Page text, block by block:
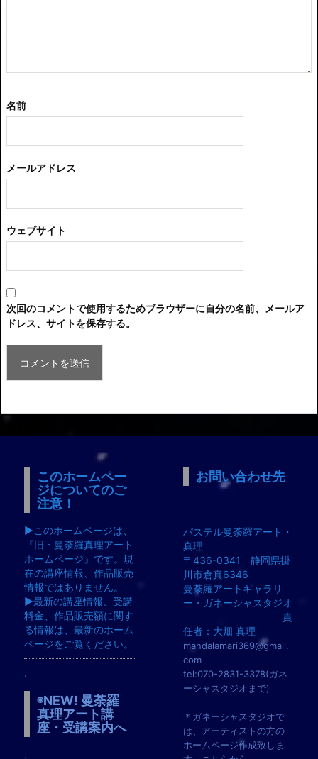
名前
メールアドレス
ウェブサイト
次回のコメントで使用するためブラウザーに自分の名前、メールア
ドレス、サイトを保存する。
このホームペー
ジについてのご
注意！
▶︎このホームページは、
『旧・曼荼羅真理アート
ホームページ』です。現
在の講座情報、作品販売
情報ではありません。
▶︎最新の講座情報、受講
料金、作品販売額に関す
る情報は、最新のホーム
ページをご覧ください。
.
◉NEW! 曼荼羅
真理アート講
座・受講案内へ
.
お問い合わせ先
パステル曼荼羅アート・
真理
〒436-0341 静岡県掛
川市倉真6346
曼荼羅アートギャラリ
ー・ガネーシャスタジオ
責
任者：大畑 真理
mandalamari369@gmail.
com
tel:070-2831-3378(ガネ
ーシャスタジオまで)
＊ガネーシャスタジオで
は、アーティストの方の
ホームページ作成致しま